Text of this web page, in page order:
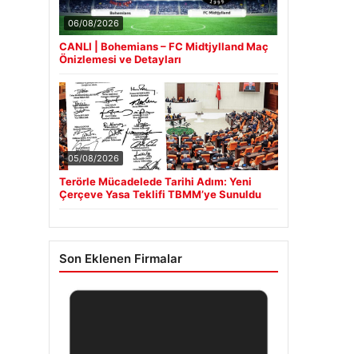
06/08/2026
CANLI | Bohemians – FC Midtjylland Maç
Önizlemesi ve Detayları
05/08/2026
Terörle Mücadelede Tarihi Adım: Yeni
Çerçeve Yasa Teklifi TBMM’ye Sunuldu
Son Eklenen Firmalar